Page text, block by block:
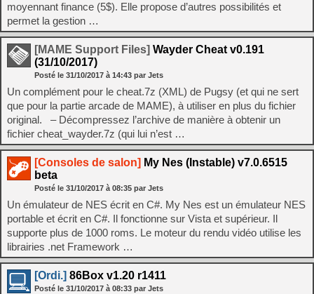
moyennant finance (5$). Elle propose d’autres possibilités et
permet la gestion …
[MAME Support Files] Wayder Cheat v0.191
(31/10/2017)
Posté le 31/10/2017 à 14:43 par Jets
Un complément pour le cheat.7z (XML) de Pugsy (et qui ne sert
que pour la partie arcade de MAME), à utiliser en plus du fichier
original. – Décompressez l’archive de manière à obtenir un
fichier cheat_wayder.7z (qui lui n’est …
[Consoles de salon] My Nes (Instable) v7.0.6515
beta
Posté le 31/10/2017 à 08:35 par Jets
Un émulateur de NES écrit en C#. My Nes est un émulateur NES
portable et écrit en C#. Il fonctionne sur Vista et supérieur. Il
supporte plus de 1000 roms. Le moteur du rendu vidéo utilise les
librairies .net Framework …
[Ordi.] 86Box v1.20 r1411
Posté le 31/10/2017 à 08:33 par Jets